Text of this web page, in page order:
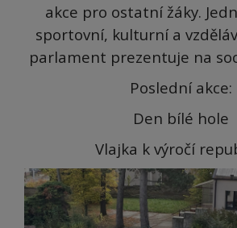
akce pro ostatní žáky.
sportovní, kulturní a
parlament prezentuje na
Poslední akce:
Den bílé hole
Vlajka k výročí